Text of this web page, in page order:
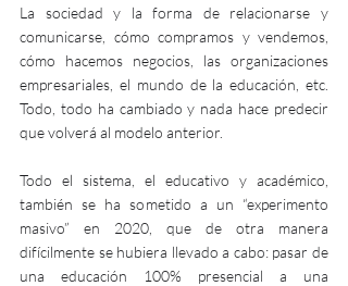
La sociedad y la forma de relacionarse y
comunicarse, cómo compramos y vendemos,
cómo hacemos negocios, las organizaciones
empresariales, el mundo de la educación, etc.
Todo, todo ha cambiado y nada hace predecir
que volverá al modelo anterior.
Todo el sistema, el educativo y académico,
también se ha sometido a un “experimento
masivo” en 2020, que de otra manera
difícilmente se hubiera llevado a cabo: pasar de
una educación 100% presencial a una